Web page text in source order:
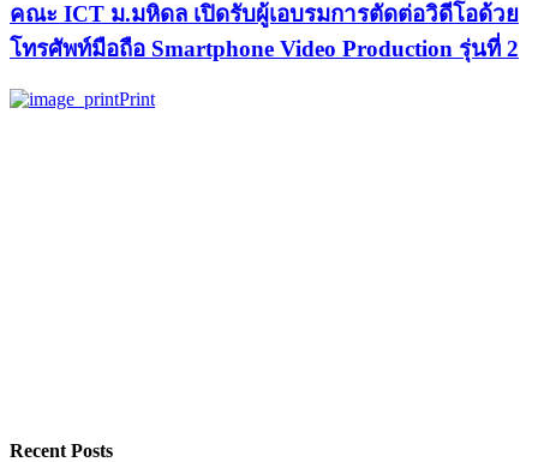
คณะ ICT ม.มหิดล เปิดรับผู้เอบรมการตัดต่อวิดีโอด้วย
โทรศัพท์มือถือ Smartphone Video Production รุ่นที่ 2
Print
Recent Posts